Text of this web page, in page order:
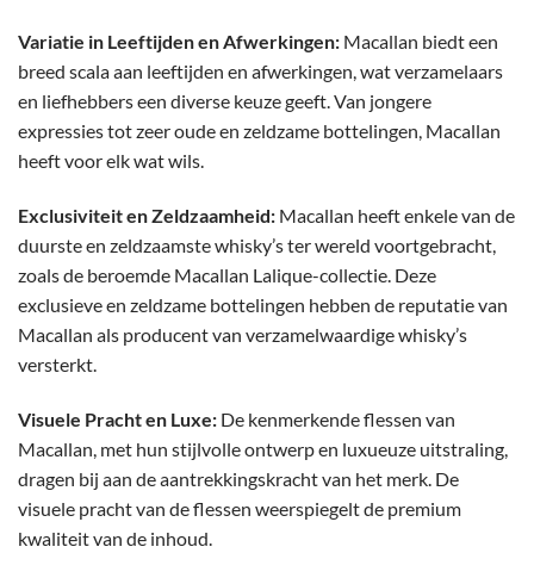
Variatie in Leeftijden en Afwerkingen: Macallan biedt een
breed scala aan leeftijden en afwerkingen, wat verzamelaars
en liefhebbers een diverse keuze geeft. Van jongere
expressies tot zeer oude en zeldzame bottelingen, Macallan
heeft voor elk wat wils.
Exclusiviteit en Zeldzaamheid: Macallan heeft enkele van de
duurste en zeldzaamste whisky’s ter wereld voortgebracht,
zoals de beroemde Macallan Lalique-collectie. Deze
exclusieve en zeldzame bottelingen hebben de reputatie van
Macallan als producent van verzamelwaardige whisky’s
versterkt.
Visuele Pracht en Luxe: De kenmerkende flessen van
Macallan, met hun stijlvolle ontwerp en luxueuze uitstraling,
dragen bij aan de aantrekkingskracht van het merk. De
visuele pracht van de flessen weerspiegelt de premium
kwaliteit van de inhoud.